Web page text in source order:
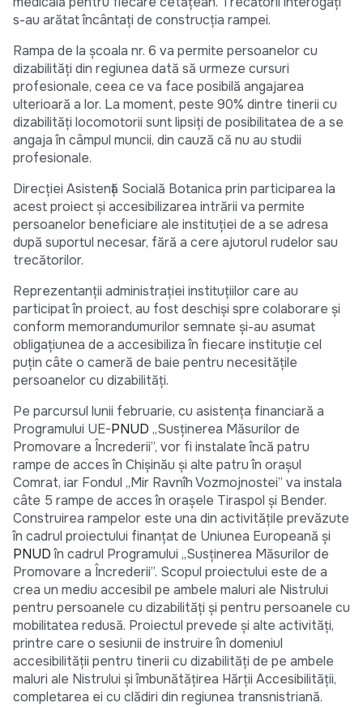
s-au arătat încântați de construcția rampei.
Rampa de la școala nr. 6 va permite persoanelor cu
dizabilități din regiunea dată să urmeze cursuri
profesionale, ceea ce va face posibilă angajarea
ulterioară a lor. La moment, peste 90% dintre tinerii cu
dizabilități locomotorii sunt lipsiți de posibilitatea de a se
angaja în câmpul muncii, din cauză că nu au studii
profesionale.
Direcției Asistență Socială Botanica prin participarea la
acest proiect și accesibilizarea intrării va permite
persoanelor beneficiare ale instituției de a se adresa
după suportul necesar, fără a cere ajutorul rudelor sau
trecătorilor.
Reprezentanții administrației instituțiilor care au
participat în proiect, au fost deschiși spre colaborare și
conform memorandumurilor semnate și-au asumat
obligațiunea de a accesibiliza în fiecare instituție cel
puțin câte o cameră de baie pentru necesitățile
persoanelor cu dizabilități.
Pe parcursul lunii februarie, cu asistenţa financiară a
Programului UE-PNUD „Susţinerea Măsurilor de
Promovare a Încrederii”, vor fi instalate încă patru
rampe de acces în Chișinău și alte patru în orașul
Comrat, iar Fondul „Mir Ravnîh Vozmojnostei” va instala
câte 5 rampe de acces în oraşele Tiraspol şi Bender.
Construirea rampelor este una din activitățile prevăzute
în cadrul proiectului finanţat de Uniunea Europeană şi
PNUDîn cadrul Programului „Susţinerea Măsurilor de
Promovare a Încrederii”. Scopul proiectului este de a
crea un mediu accesibil pe ambele maluri ale Nistrului
pentru persoanele cu dizabilități și pentru persoanele cu
mobilitatea redusă. Proiectul prevede și alte activități,
printre care o sesiunii de instruire în domeniul
accesibilităţii pentru tinerii cu dizabilități de pe ambele
maluri ale Nistrului și îmbunătățirea Hărții Accesibilității,
completarea ei cu clădiri din regiunea transnistriană.